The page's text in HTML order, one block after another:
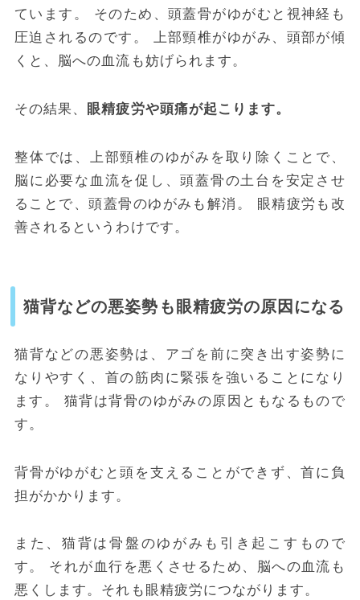
ています。
そのため、頭蓋骨がゆがむと視神経も
圧迫されるのです。
上部頸椎がゆがみ、頭部が傾
くと、脳への血流も妨げられます。
その結果、 眼精疲労や頭痛が起こります。
整体では、上部頸椎のゆがみを取り除くことで、
脳に必要な血流を促し、頭蓋骨の土台を安定させ
ることで、頭蓋骨のゆがみも解消。
眼精疲労も改
善されるというわけです。
猫背などの悪姿勢も眼精疲労の原因になる
猫背などの悪姿勢は、アゴを前に突き出す姿勢に
なりやすく、首の筋肉に緊張を強いることになり
ます。
猫背は背骨のゆがみの原因ともなるもので
す。
背骨がゆがむと頭を支えることができず、首に負
担がかかります。
また、猫背は骨盤のゆがみも引き起こすもので
す。
それが 血行を悪くさせるため、脳への血流も
悪くします。それも眼精疲労につながります。